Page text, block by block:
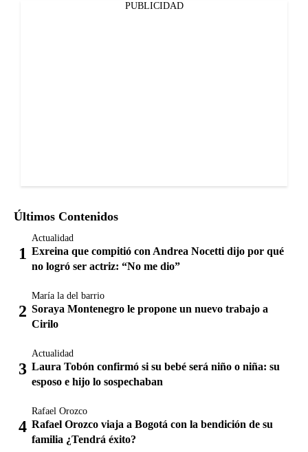
PUBLICIDAD
Últimos Contenidos
Actualidad
Exreina que compitió con Andrea Nocetti dijo por qué
no logró ser actriz: “No me dio”
María la del barrio
Soraya Montenegro le propone un nuevo trabajo a
Cirilo
Actualidad
Laura Tobón confirmó si su bebé será niño o niña: su
esposo e hijo lo sospechaban
Rafael Orozco
Rafael Orozco viaja a Bogotá con la bendición de su
familia ¿Tendrá éxito?